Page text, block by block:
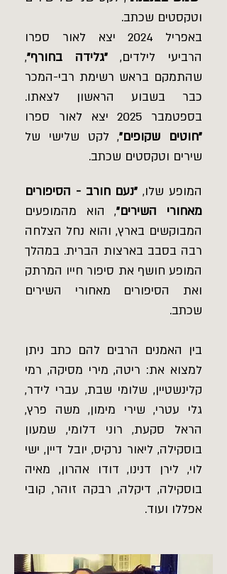
וטקסטים שכתב.
באפריל 2024 יצא לאור ספרו
הרביעי לילדים,"גלידה בחורף",
שהתמקם בראש רשימת רבי-המכר
כבר בשבוע הראשון לצאתו.
בספטמבר 2025 יצא לאור ספרו
"חוטים שקופים", לקט שלישי של
שירים וטקסטים שכתב.
המופע שלו, "נעם חורב - הסיפורים
מאחורי השירים", הוא מהמופעים
המבוקשים בארץ, והוא נחל הצלחה
רבה בסבב בארצות הברית. במהלך
המופע חושף את סיפור חייו המרתק
ואת הסיפורים מאחורי השירים
שכתב.
בין האמנים הרבים להם כתב ניתן
למצוא את: ריטה, מירי מסיקה, רמי
קלינשטיין, שלומי שבת, עברי לידר,
גלי עטרי, שירי מימון, משה פרץ,
הראל סקעת, רוני דלומי, שמעון
בוסקילה, ליאור נרקיס, יובל דיין, ישי
לוי, לירן דנינו, דודו אהרון, מאיה
בוסקילה, דיקלה, רבקה זוהר, קובי
אפללו ועוד.